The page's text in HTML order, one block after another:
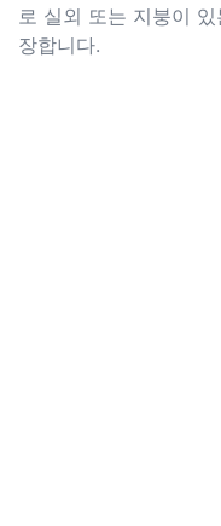
로 실외 또는 지붕이
장합니다.